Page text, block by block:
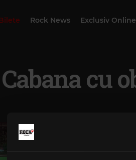
Rock News Exclusiv Online
Cabana cu